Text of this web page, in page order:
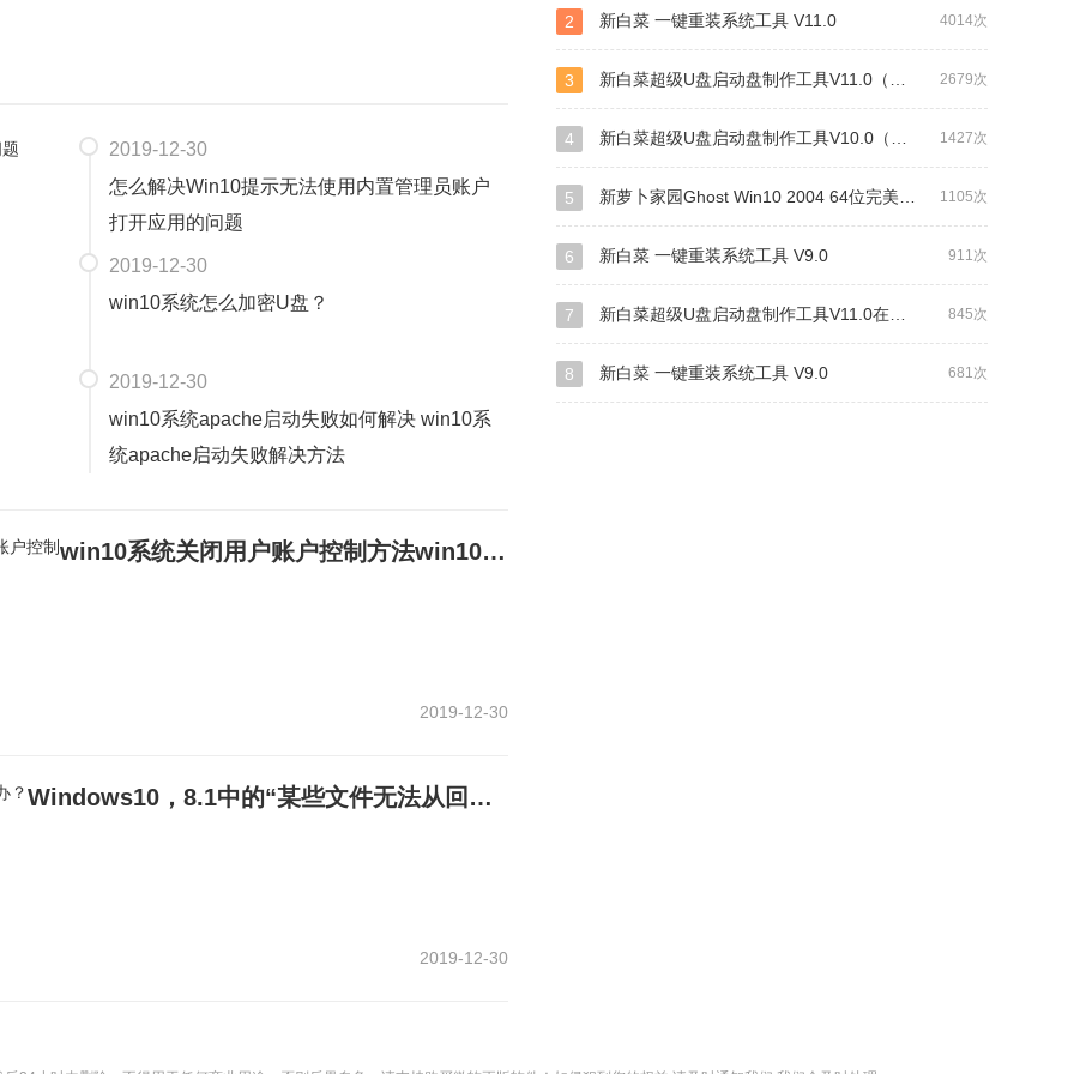
2019-12-30
怎么解决Win10提示无法使用内置管理员账户
打开应用的问题
2019-12-30
win10系统怎么加密U盘？
2019-12-30
win10系统apache启动失败如何解决 win10系
统apache启动失败解决方法
win10系统关闭用户账户控制方法win10系统怎么关闭用户账户控制
2019-12-30
Windows10，8.1中的“某些文件无法从回收站中清空”怎么办？
2019-12-30
4014次
2 新白菜 一键重装系统工具 V11.0
2679次
3 新白菜超级U盘启动盘制作工具V11.0（装机+UEFI网络版）
1427次
4 新白菜超级U盘启动盘制作工具V10.0（自由装机版）
1105次
5 新萝卜家园Ghost Win10 2004 64位完美专业版
911次
6 新白菜 一键重装系统工具 V9.0
845次
7 新白菜超级U盘启动盘制作工具V11.0在线安装（UEFI版+装机版）
681次
8 新白菜 一键重装系统工具 V9.0